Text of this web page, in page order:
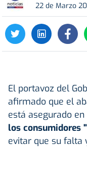
22 de Marzo
El portavoz del
afirmado que el
está asegurado
los consumidores
evitar que su falta